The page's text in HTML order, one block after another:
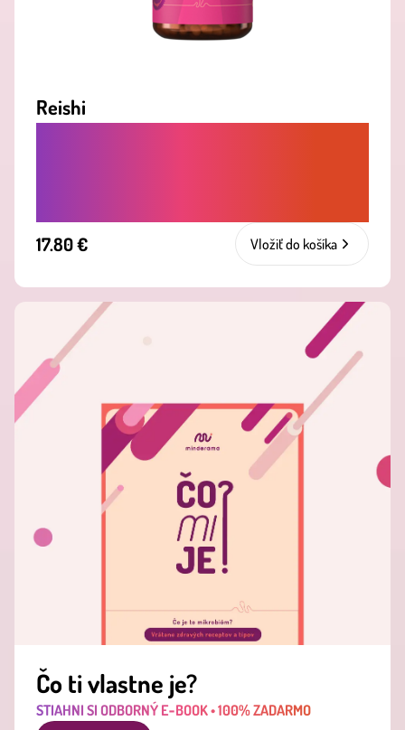
Reishi
17.80 € Vložiť do košíka
Čo ti vlastne je?
STIAHNI SI ODBORNÝ E‑BOOK • 100% ZADARMO